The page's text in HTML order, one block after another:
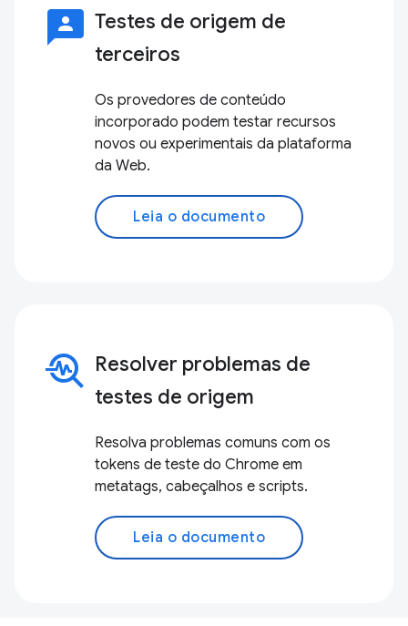
3p Testes de origem de
terceiros
Os provedores de conteúdo
incorporado podem testar recursos
novos ou experimentais da plataforma
da Web.
Leia o documento
troubleshoot
Resolver problemas de
testes de origem
Resolva problemas comuns com os
tokens de teste do Chrome em
metatags, cabeçalhos e scripts.
Leia o documento